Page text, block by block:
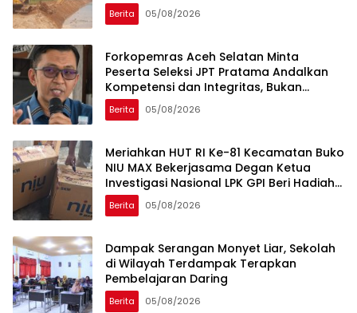
Berita 05/08/2026
Forkopemras Aceh Selatan Minta
Peserta Seleksi JPT Pratama Andalkan
Kompetensi dan Integritas, Bukan
Kedekatan
Berita 05/08/2026
Meriahkan HUT RI Ke-81 Kecamatan Buko
NIU MAX Bekerjasama Degan Ketua
Investigasi Nasional LPK GPI Beri Hadiah
Sponsor Kegiatan Laga Sepak Bola U-
45
Berita 05/08/2026
Dampak Serangan Monyet Liar, Sekolah
di Wilayah Terdampak Terapkan
Pembelajaran Daring
Berita 05/08/2026